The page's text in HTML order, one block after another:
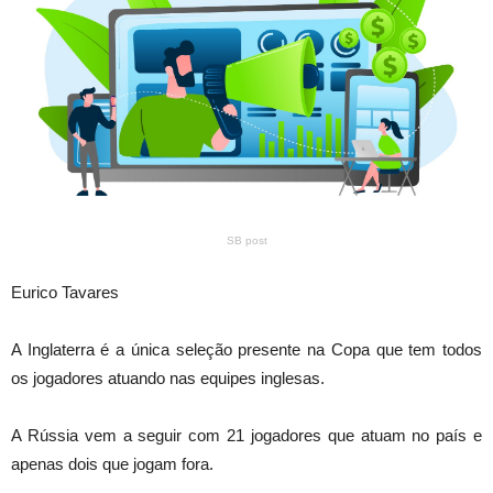
SB post
Eurico Tavares
A Inglaterra é a única seleção presente na Copa que tem todos
os jogadores atuando nas equipes inglesas.
A Rússia vem a seguir com 21 jogadores que atuam no país e
apenas dois que jogam fora.